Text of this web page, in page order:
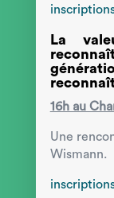
La
16h au
Une
Wismann.